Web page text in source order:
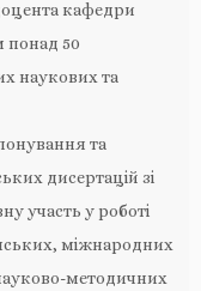
кафедри
понад 50
наукових та
та
дисертацій зі
участь у роботі
міжнародних
методичних